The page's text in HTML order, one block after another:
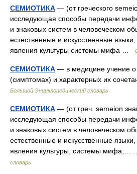
СЕМИОТИКА — (от греческого
исследующая способы передачи
и знаковых систем в человеческом
естественные и искусственные
явления культуры системы мифа …
СЕМИОТИКА — в медицине учение о
(симптомах) и характерных их
Большой Энциклопедический словарь
СЕМИОТИКА — (от греч. semeion
исследующая способы передачи
и знаковых систем в человеческом
естественные и искусственные
явления культуры, системы мифа,…
словарь